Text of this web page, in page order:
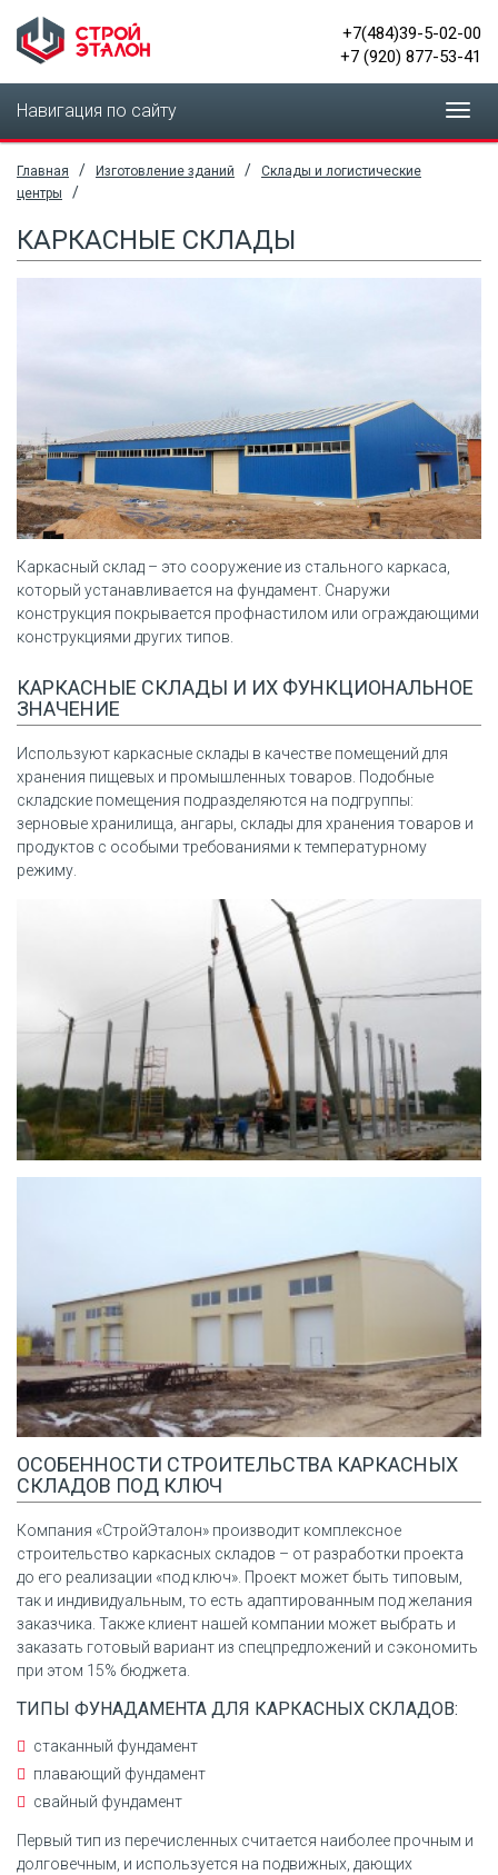
+7(484)39-5-02-00
+7 (920) 877-53-41
Навигация по сайту
Главная / Изготовление зданий / Склады и логистические
центры
/
КАРКАСНЫЕ СКЛАДЫ
Каркасный склад – это сооружение из стального каркаса,
который устанавливается на фундамент. Снаружи
конструкция покрывается профнастилом или ограждающими
конструкциями других типов.
КАРКАСНЫЕ СКЛАДЫ И ИХ ФУНКЦИОНАЛЬНОЕ
ЗНАЧЕНИЕ
Используют каркасные склады в качестве помещений для
хранения пищевых и промышленных товаров. Подобные
складские помещения подразделяются на подгруппы:
зерновые хранилища, ангары, склады для хранения товаров и
продуктов с особыми требованиями к температурному
режиму.
ОСОБЕННОСТИ СТРОИТЕЛЬСТВА КАРКАСНЫХ
СКЛАДОВ ПОД КЛЮЧ
Компания «СтройЭталон» производит комплексное
строительство каркасных складов – от разработки проекта
до его реализации «под ключ». Проект может быть типовым,
так и индивидуальным, то есть адаптированным под желания
заказчика. Также клиент нашей компании может выбрать и
заказать готовый вариант из спецпредложений и сэкономить
при этом 15% бюджета.
ТИПЫ ФУНАДАМЕНТА ДЛЯ КАРКАСНЫХ СКЛАДОВ:
стаканный фундамент
плавающий фундамент
свайный фундамент
Первый тип из перечисленных считается наиболее прочным и
долговечным, и используется на подвижных, дающих